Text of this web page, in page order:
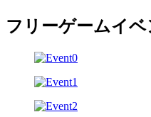
フリーゲームイベ